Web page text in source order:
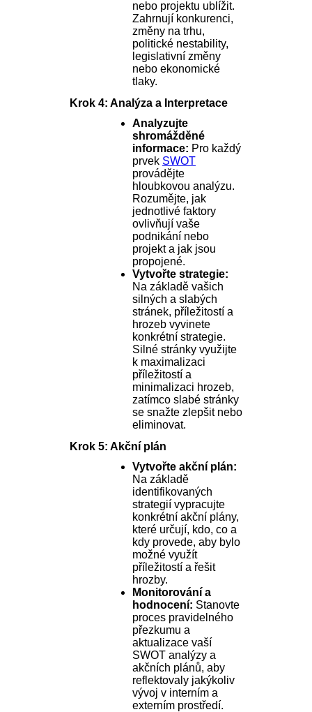
nebo projektu ublížit.
Zahrnují konkurenci,
změny na trhu,
politické nestability,
legislativní změny
nebo ekonomické
tlaky.
Krok 4: Analýza a Interpretace
Analyzujte
shromážděné
informace: Pro každý
prvek SWOT
provádějte
hloubkovou analýzu.
Rozumějte, jak
jednotlivé faktory
ovlivňují vaše
podnikání nebo
projekt a jak jsou
propojené.
Vytvořte strategie:
Na základě vašich
silných a slabých
stránek, příležitostí a
hrozeb vyvinete
konkrétní strategie.
Silné stránky využijte
k maximalizaci
příležitostí a
minimalizaci hrozeb,
zatímco slabé stránky
se snažte zlepšit nebo
eliminovat.
Krok 5: Akční plán
Vytvořte akční plán:
Na základě
identifikovaných
strategií vypracujte
konkrétní akční plány,
které určují, kdo, co a
kdy provede, aby bylo
možné využít
příležitostí a řešit
hrozby.
Monitorování a
hodnocení: Stanovte
proces pravidelného
přezkumu a
aktualizace vaší
SWOT analýzy a
akčních plánů, aby
reflektovaly jakýkoliv
vývoj v interním a
externím prostředí.